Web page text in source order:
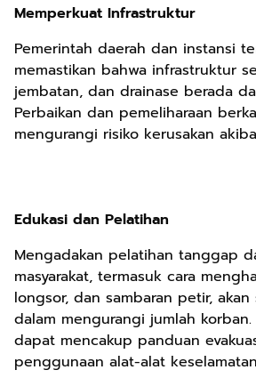
Memperkuat Infrastruktur
Pemerintah daerah dan instansi
memastikan bahwa infrastruktur
jembatan, dan drainase berada
Perbaikan dan pemeliharaan
mengurangi risiko kerusakan
Edukasi dan Pelatihan
Mengadakan pelatihan tanggap
masyarakat, termasuk cara
longsor, dan sambaran petir,
dalam mengurangi jumlah
dapat mencakup panduan
penggunaan alat-alat